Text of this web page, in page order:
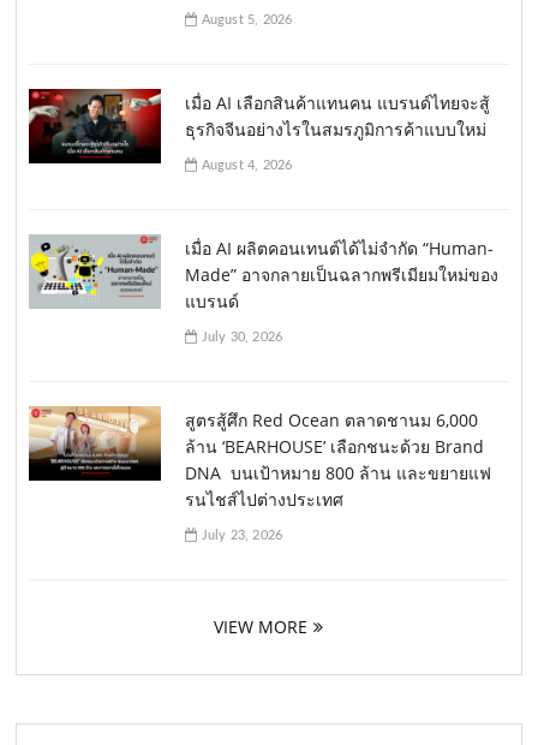
August 5, 2026
เมื่อ AI เลือกสินค้าแทนคน แบรนด์ไทยจะสู้
ธุรกิจจีนอย่างไรในสมรภูมิการค้าแบบใหม่
August 4, 2026
เมื่อ AI ผลิตคอนเทนต์ได้ไม่จำกัด “Human-
Made” อาจกลายเป็นฉลากพรีเมียมใหม่ของ
แบรนด์
July 30, 2026
สูตรสู้ศึก Red Ocean ตลาดชานม 6,000
ล้าน ‘BEARHOUSE’ เลือกชนะด้วย Brand
DNA บนเป้าหมาย 800 ล้าน และขยายแฟ
รนไชส์ไปต่างประเทศ
July 23, 2026
VIEW MORE